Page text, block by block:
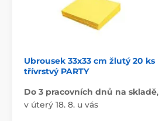
Ubrousek 33x33 cm žlutý 20 ks
třívrstvý PARTY
Do 3 pracovních dnů na skladě,
v úterý 18. 8. u vás